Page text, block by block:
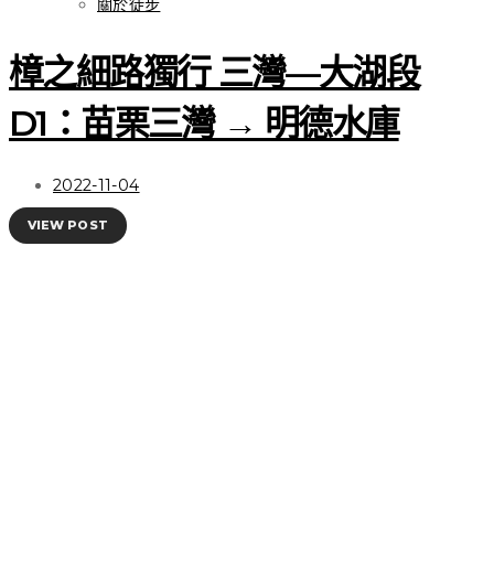
Salomon X Ultra 4 GTX
登山鞋，性能依舊優秀、
顏值大幅提升
關於徒步
樟之細路獨行 三灣—大湖段
D1：苗栗三灣 → 明德水庫
2022-11-04
VIEW POST